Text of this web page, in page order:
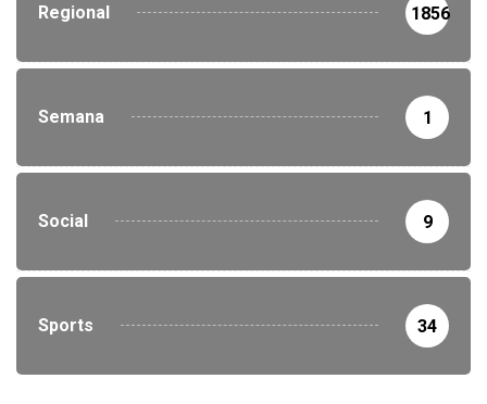
Regional 1856
Semana 1
Social 9
Sports 34